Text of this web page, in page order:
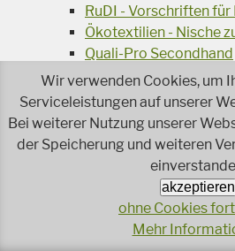
RuDI - Vorschriften
Ökotextilien - Nische
Quali-Pro Secondhand
Robin Büroleitfaden
Restekochbuch
SoPro: Soziale
Umweltzeichen -
Umweltzeichen:
Umweltzeichen -
Umweltzeichen -
Wir verwenden Cookies, um
Serviceleistungen auf unserer
Bei weiterer Nutzung unserer
der Speicherung und weiteren
akzeptieren
ohne Cookies
Mehr